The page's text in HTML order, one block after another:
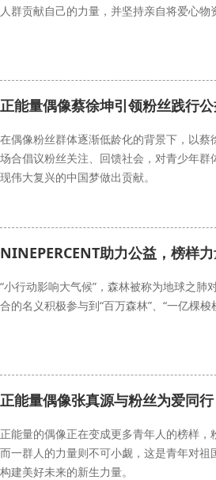
人群贡献自己的力量，并坚持亲自将爱心
正能量偶像蔡徐坤引领粉丝践行
在偶像粉丝群体逐渐低龄化的背景下，以
场合倡议粉丝关注、回馈社会，对青少年
现伟大复兴的中国梦做出贡献。
NINEPERCENT助力公益，榜样
“小行动影响大气候”，森林被称为地球之肺
合的名义积极参与到“百万森林”、“一亿棵
正能量偶像张真源与粉丝为爱同行
正能量的偶像正在变成更多青年人的榜样
而一群人的力量则不可小觑，这是青年对
构建美好未来的新生力量。